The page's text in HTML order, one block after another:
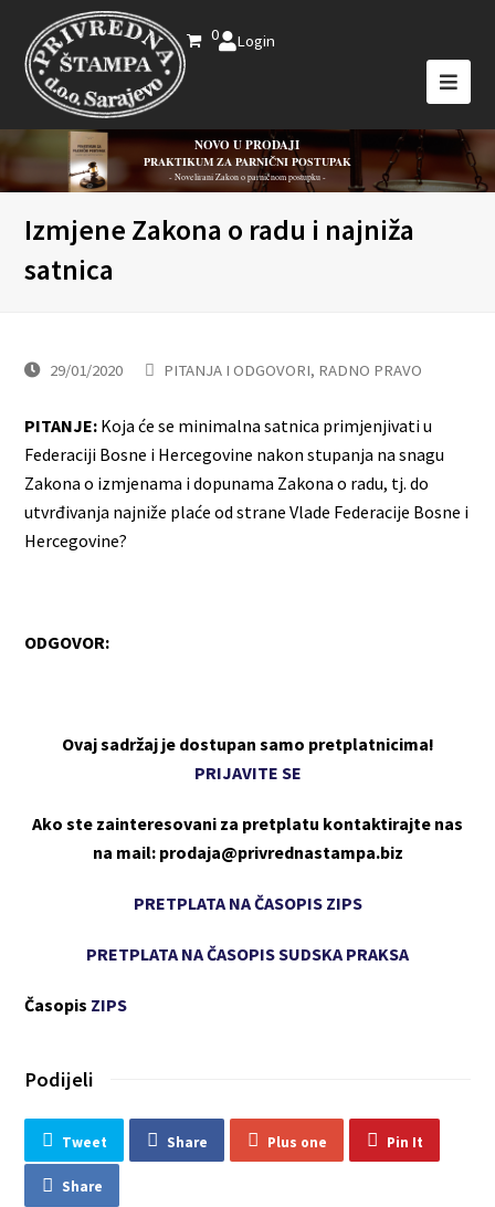
0 Login
NOVO U PRODAJI
PRAKTIKUM ZA PARNIČNI POSTUPAK
- Novelirani Zakon o parničnom postupku -
Izmjene Zakona o radu i najniža
satnica
29/01/2020 PITANJA I ODGOVORI, RADNO PRAVO
PITANJE: Koja će se minimalna satnica primjenjivati u
Federaciji Bosne i Hercegovine nakon stupanja na snagu
Zakona o izmjenama i dopunama Zakona o radu, tj. do
utvrđivanja najniže plaće od strane Vlade Federacije Bosne i
Hercegovine?
ODGOVOR:
Ovaj sadržaj je dostupan samo pretplatnicima!
PRIJAVITE SE
Ako ste zainteresovani za pretplatu kontaktirajte nas
na mail: prodaja@privrednastampa.biz
PRETPLATA NA ČASOPIS ZIPS
PRETPLATA NA ČASOPIS SUDSKA PRAKSA
Časopis ZIPS
Podijeli
Tweet Share Plus one Pin It
Share